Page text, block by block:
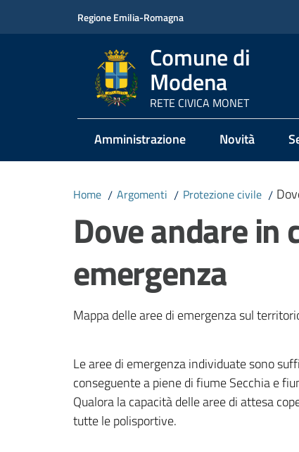
Regione Emilia-Romagna
Comune di
Modena
RETE CIVICA MONET
Amministrazione Novità
Home / Argomenti / Protezione civile /
Dove andare in
emergenza
Mappa delle aree di emergenza sul
Le aree di emergenza individuate sono
conseguente a piene di fiume Secchia e
Qualora la capacità delle aree di attesa
tutte le polisportive.